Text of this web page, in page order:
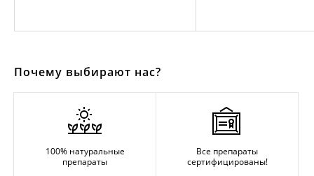
Почему выбирают нас?
100% натуральные
препараты
Все препараты
сертифицированы!